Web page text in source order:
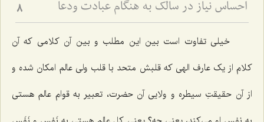
احساس نیاز در سالک به هنگام عبادت ودعا 8
خیلی تفاوت است بین این مطلب و بین آن کلامی که آن
کلام از یک عارف الهی که قلبش متحد با قلب ولی عالم امکان شده و
از آن حقیقتِ سیطره و ولایی آن حضرت، تعبیر به قوام عالم هستی